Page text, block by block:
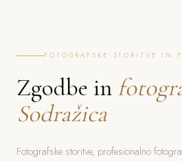
FOTOGRAFSKE STORITVE IN
Zgodbe in
Sodražica
Fotografske storitve, profesionalno